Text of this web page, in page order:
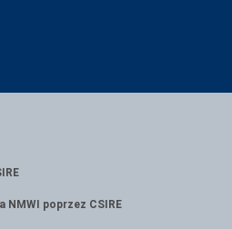
NMWI poprzez CSIRE